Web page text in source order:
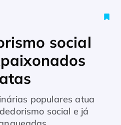
social impulsiona
social
populares atua
social e já